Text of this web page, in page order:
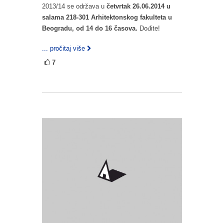
2013/14 se održava u četvrtak 26.06.2014 u
salama 218-301 Arhitektonskog fakulteta u
Beogradu, od 14 do 16 časova. Dođite!
... pročitaj više
7